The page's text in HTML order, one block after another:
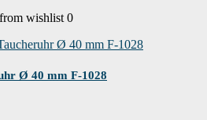
wishlist 0
Ø 40 mm F-1028